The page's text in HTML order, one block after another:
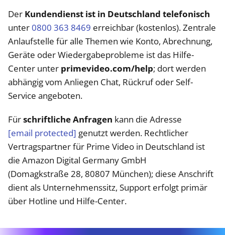
Der Kundendienst ist in Deutschland telefonisch
unter0800 363 8469 erreichbar (kostenlos). Zentrale
Anlaufstelle für alle Themen wie Konto, Abrechnung,
Geräte oder Wiedergabeprobleme ist das Hilfe-
Center unter primevideo.com/help; dort werden
abhängig vom Anliegen Chat, Rückruf oder Self-
Service angeboten.
Fürschriftliche Anfragen kann die Adresse
[email protected] genutzt werden. Rechtlicher
Vertragspartner für Prime Video in Deutschland ist
die Amazon Digital Germany GmbH
(Domagkstraße 28, 80807 München); diese Anschrift
dient als Unternehmenssitz, Support erfolgt primär
über Hotline und Hilfe-Center.